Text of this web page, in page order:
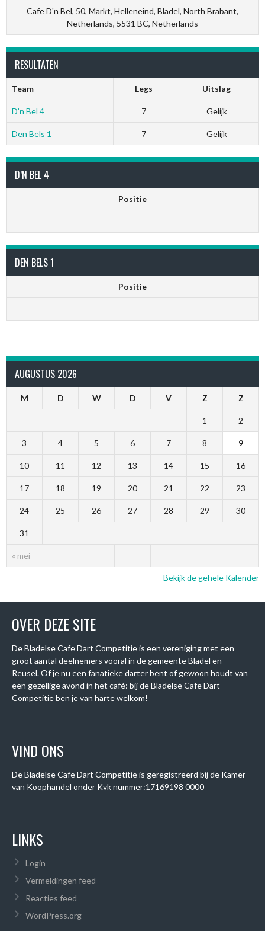
Cafe D'n Bel, 50, Markt, Helleneind, Bladel, North Brabant,
Netherlands, 5531 BC, Netherlands
RESULTATEN
Team Legs Uitslag
D’n Bel 4 7 Gelijk
Den Bels 1 7 Gelijk
D’N BEL 4
Positie
DEN BELS 1
Positie
AUGUSTUS 2026
M D W D V Z Z
« mei
1 2
3 4 5 6 7 8 9
10 11 12 13 14 15 16
17 18 19 20 21 22 23
24 25 26 27 28 29 30
31
Bekijk de gehele Kalender
OVER DEZE SITE
De Bladelse Cafe Dart Competitie is een vereniging met een
groot aantal deelnemers vooral in de gemeente Bladel en
Reusel. Of je nu een fanatieke darter bent of gewoon houdt van
een gezellige avond in het café: bij de Bladelse Cafe Dart
Competitie ben je van harte welkom!
VIND ONS
De Bladelse Cafe Dart Competitie is geregistreerd bij de Kamer
van Koophandel onder Kvk nummer:17169198 0000
LINKS
Login
Vermeldingen feed
Reacties feed
WordPress.org